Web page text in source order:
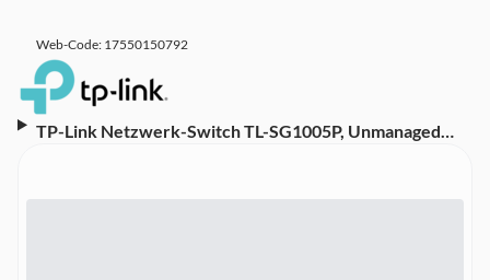
Web-Code: 17550150792
TP-Link Netzwerk-Switch TL-SG1005P, Unmanaged